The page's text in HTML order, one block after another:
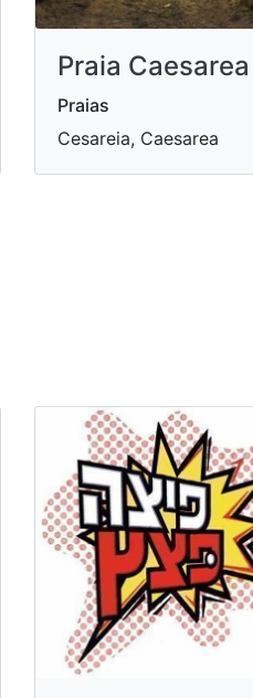
Praia Caesarea
Praias
Cesareia, Caesarea